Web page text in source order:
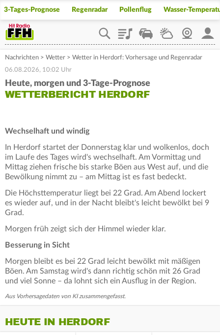
3-Tages-Prognose Regenradar Pollenflug Wasser-
PlaylistStaupilotWetterWebcam
Nachrichten > Wetter > Wetter in Herdorf: Vorhersage und Regenradar
06.08.2026, 10:02 Uhr
Heute, morgen und 3-Tage-Prognose
WETTERBERICHT HERDORF
Wechselhaft und windig
In Herdorf startet der Donnerstag klar und wolkenlos, doch
im Laufe des Tages wird's wechselhaft. Am Vormittag und
Mittag ziehen frische bis starke Böen aus West auf, und die
Bewölkung nimmt zu – am Mittag ist es fast bedeckt.
Die Höchsttemperatur liegt bei 22 Grad. Am Abend lockert
es wieder auf, und in der Nacht bleibt's leicht bewölkt bei 9
Grad.
Morgen früh zeigt sich der Himmel wieder klar.
Besserung in Sicht
Morgen bleibt es bei 22 Grad leicht bewölkt mit mäßigen
Böen. Am Samstag wird's dann richtig schön mit 26 Grad
und viel Sonne – da lohnt sich ein Ausflug in der Region.
Aus Vorhersagedaten von KI zusammengefasst.
HEUTE IN HERDORF